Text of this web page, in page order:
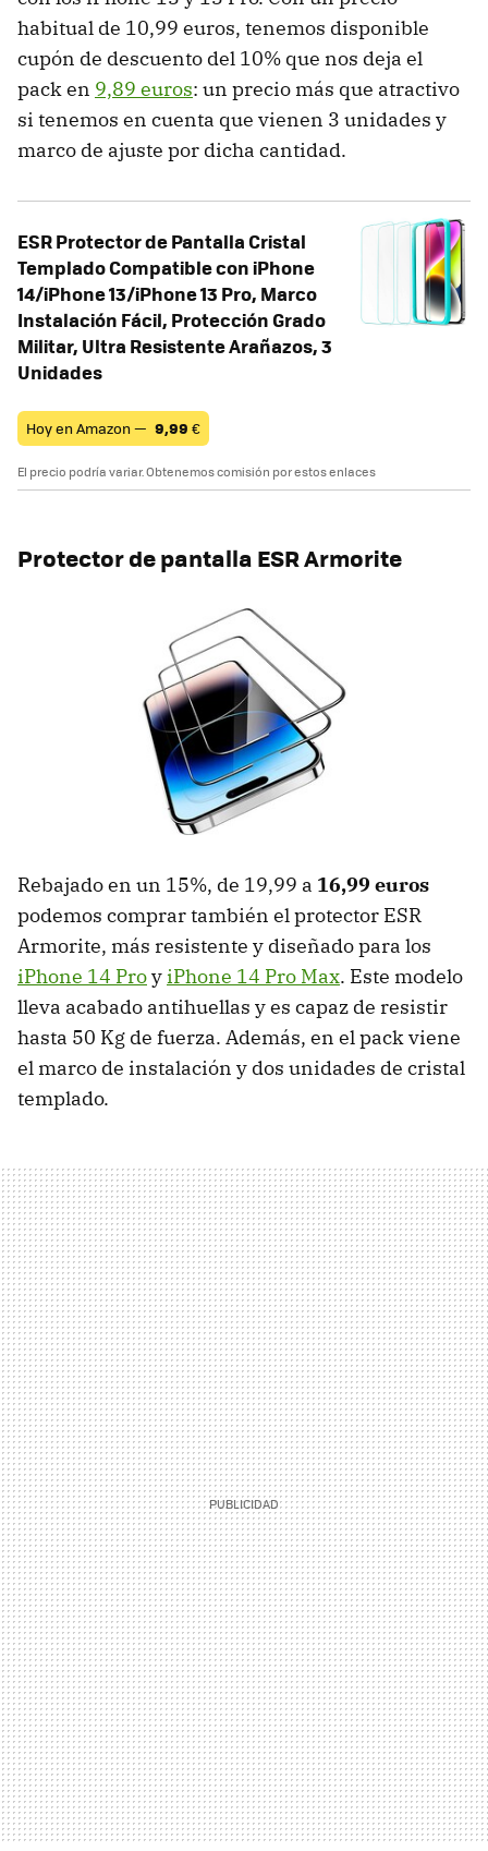
habitual de 10,99 euros, tenemos disponible
cupón de descuento del 10% que nos deja el
pack en 9,89 euros: un precio más que atractivo
si tenemos en cuenta que vienen 3 unidades y
marco de ajuste por dicha cantidad.
ESR Protector de Pantalla Cristal
Templado Compatible con iPhone
14/iPhone 13/iPhone 13 Pro, Marco
Instalación Fácil, Protección Grado
Militar, Ultra Resistente Arañazos, 3
Unidades
Hoy en Amazon — 9,99 €
El precio podría variar. Obtenemos comisión por estos enlaces
Protector de pantalla ESR Armorite
Rebajado en un 15%, de 19,99 a 16,99 euros
podemos comprar también el protector ESR
Armorite, más resistente y diseñado para los
iPhone 14 ProyiPhone 14 Pro Max. Este modelo
lleva acabado antihuellas y es capaz de resistir
hasta 50 Kg de fuerza. Además, en el pack viene
el marco de instalación y dos unidades de cristal
templado.